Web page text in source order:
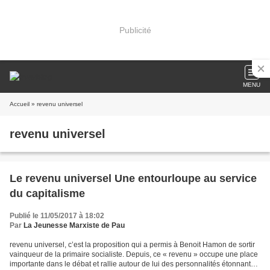
Publicité
MENU
Accueil » revenu universel
revenu universel
Le revenu universel Une entourloupe au service
du capitalisme
Publié le 11/05/2017 à 18:02
Par La Jeunesse Marxiste de Pau
revenu universel, c’est la proposition qui a permis à Benoit Hamon de sortir
vainqueur de la primaire socialiste. Depuis, ce « revenu » occupe une place
importante dans le débat et rallie autour de lui des personnalités étonnantes,